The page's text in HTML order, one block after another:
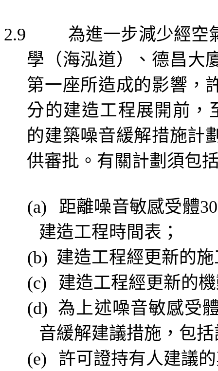
2.9
為進一步減少經空
學（海泓道）、德昌大
第一座所造成的影響，
分的建造工程展開前，
的建築噪音緩解措施計
供審批。有關計劃須包
(a) 距離噪音敏感受體
建造工程時間表；
(b) 建造工程經更新的
(c) 建造工程經更新的
(d) 為上述噪音敏感受
音緩解建議措施，包
(e) 許可證持有人建議